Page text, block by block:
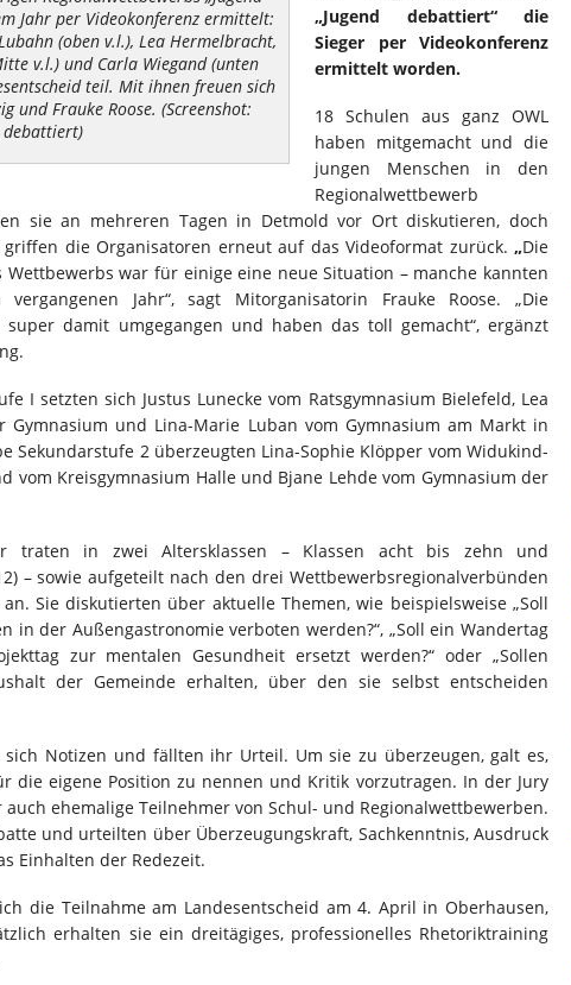
Jahr per Videokonferenz ermittelt:
(oben v.l.), Lea Hermelbracht,
v.l.) und Carla Wiegand (unten
teil. Mit ihnen freuen sich
und Frauke Roose. (Screenshot:
debattiert)
„Jugend debattiert“ die
Sieger per Videokonferenz
ermittelt worden.
18 Schulen aus ganz OWL
haben mitgemacht und die
jungen Menschen in den
Regionalwettbewerb
sie an mehreren Tagen in Detmold vor Ort diskutieren, doch
die Organisatoren erneut auf das Videoformat zurück. „Die
war für einige eine neue Situation – manche kannten
Jahr“, sagt Mitorganisatorin Frauke Roose. „Die
damit umgegangen und haben das toll gemacht“, ergänzt
I setzten sich Justus Lunecke vom Ratsgymnasium Bielefeld, Lea
Gymnasium und Lina-Marie Luban vom Gymnasium am Markt in
Sekundarstufe 2 überzeugten Lina-Sophie Klöpper vom Widukind-
vom Kreisgymnasium Halle und Bjane Lehde vom Gymnasium der
traten in zwei Altersklassen – Klassen acht bis zehn und
– sowie aufgeteilt nach den drei Wettbewerbsregionalverbünden
Sie diskutierten über aktuelle Themen, wie beispielsweise „Soll
in der Außengastronomie verboten werden?“, „Soll ein Wandertag
zur mentalen Gesundheit ersetzt werden?“ oder „Sollen
der Gemeinde erhalten, über den sie selbst entscheiden
sich Notizen und fällten ihr Urteil. Um sie zu überzeugen, galt es,
die eigene Position zu nennen und Kritik vorzutragen. In der Jury
ehemalige Teilnehmer von Schul- und Regionalwettbewerben.
und urteilten über Überzeugungskraft, Sachkenntnis, Ausdruck
Einhalten der Redezeit.
die Teilnahme am Landesentscheid am 4. April in Oberhausen,
erhalten sie ein dreitägiges, professionelles Rhetoriktraining